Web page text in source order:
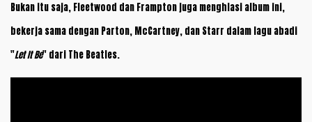
Bukan itu saja, Fleetwood dan Frampton juga menghiasi album ini,
bekerja sama dengan Parton, McCartney, dan Starr dalam lagu abadi
"Let It Be" dari The Beatles.